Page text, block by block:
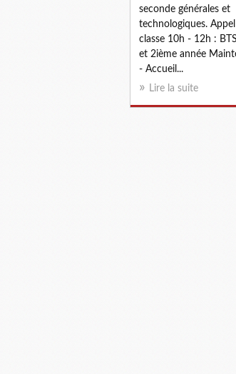
seconde générales et
technologiques.
classe 10h - 12h :
et 2ième année
- Accueil...
Lire la suite